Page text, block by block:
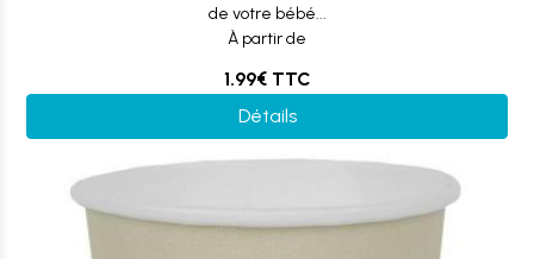
de votre bébé...
À partir de
1.99€ TTC
Détails